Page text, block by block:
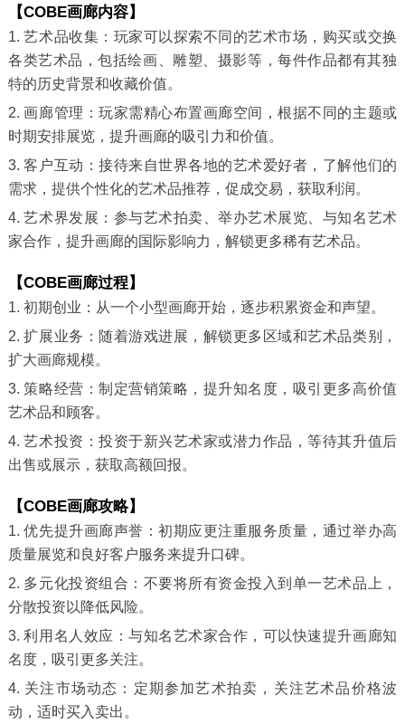
【COBE画廊内容】
1. 艺术品收集：玩家可以探索不同的艺术市场，购买或交换
各类艺术品，包括绘画、雕塑、摄影等，每件作品都有其独
特的历史背景和收藏价值。
2. 画廊管理：玩家需精心布置画廊空间，根据不同的主题或
时期安排展览，提升画廊的吸引力和价值。
3. 客户互动：接待来自世界各地的艺术爱好者，了解他们的
需求，提供个性化的艺术品推荐，促成交易，获取利润。
4. 艺术界发展：参与艺术拍卖、举办艺术展览、与知名艺术
家合作，提升画廊的国际影响力，解锁更多稀有艺术品。
【COBE画廊过程】
1. 初期创业：从一个小型画廊开始，逐步积累资金和声望。
2. 扩展业务：随着游戏进展，解锁更多区域和艺术品类别，
扩大画廊规模。
3. 策略经营：制定营销策略，提升知名度，吸引更多高价值
艺术品和顾客。
4. 艺术投资：投资于新兴艺术家或潜力作品，等待其升值后
出售或展示，获取高额回报。
【COBE画廊攻略】
1. 优先提升画廊声誉：初期应更注重服务质量，通过举办高
质量展览和良好客户服务来提升口碑。
2. 多元化投资组合：不要将所有资金投入到单一艺术品上，
分散投资以降低风险。
3. 利用名人效应：与知名艺术家合作，可以快速提升画廊知
名度，吸引更多关注。
4. 关注市场动态：定期参加艺术拍卖，关注艺术品价格波
动，适时买入卖出。